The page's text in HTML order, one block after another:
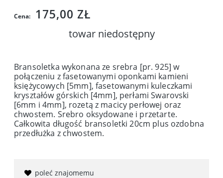
Cena: 175,00 ZŁ
towar niedostępny
Bransoletka wykonana ze srebra [pr. 925] w
połączeniu z fasetowanymi oponkami kamieni
księżycowych [5mm], fasetowanymi kuleczkami
kryształów górskich [4mm], perłami Swarovski
[6mm i 4mm], rozetą z macicy perłowej oraz
chwostem. Srebro oksydowane i przetarte.
Całkowita długość bransoletki 20cm plus ozdobna
przedłużka z chwostem.
poleć znajomemu